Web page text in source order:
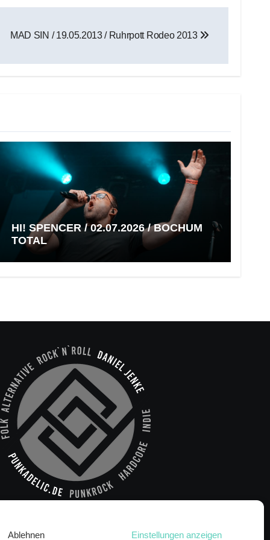
Ablehnen Einstellungen anzeigen
MAD SIN / 19.05.2013 / Ruhrpott Rodeo 2013
HI! SPENCER / 02.07.2026 / BOCHUM
TOTAL